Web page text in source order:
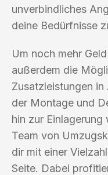
unverbindliches
deine Bedürfnisse
Um noch mehr
außerdem die
Zusatzleistungen in
der Montage und
hin zur
Team von
dir mit einer
Seite. Dabei